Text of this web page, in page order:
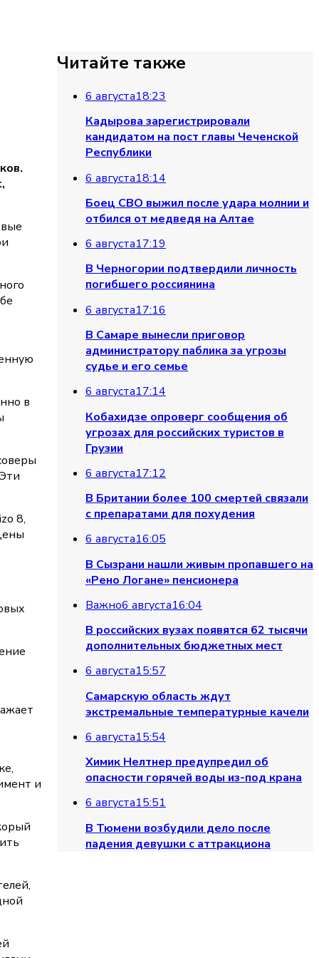
в
8,
и
Читайте также
6 августа18:23
Кадырова зарегистрировали
кандидатом на пост главы Чеченской
Республики
6 августа18:14
Боец СВО выжил после удара молнии и
отбился от медведя на Алтае
6 августа17:19
В Черногории подтвердили личность
погибшего россиянина
6 августа17:16
В Самаре вынесли приговор
администратору паблика за угрозы
судье и его семье
6 августа17:14
Кобахидзе опроверг сообщения об
угрозах для российских туристов в
Грузии
6 августа17:12
В Британии более 100 смертей связали
с препаратами для похудения
6 августа16:05
В Сызрани нашли живым пропавшего на
«Рено Логане» пенсионера
Важно6 августа16:04
В российских вузах появятся 62 тысячи
дополнительных бюджетных мест
6 августа15:57
Самарскую область ждут
экстремальные температурные качели
6 августа15:54
Химик Нелтнер предупредил об
опасности горячей воды из-под крана
6 августа15:51
В Тюмени возбудили дело после
падения девушки с аттракциона